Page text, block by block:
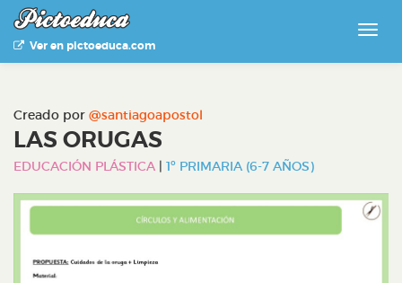
Ver en pictoeduca.com
Creado por @santiagoapostol
LAS ORUGAS
EDUCACIÓN PLÁSTICA | 1º PRIMARIA (6-7 AÑOS)